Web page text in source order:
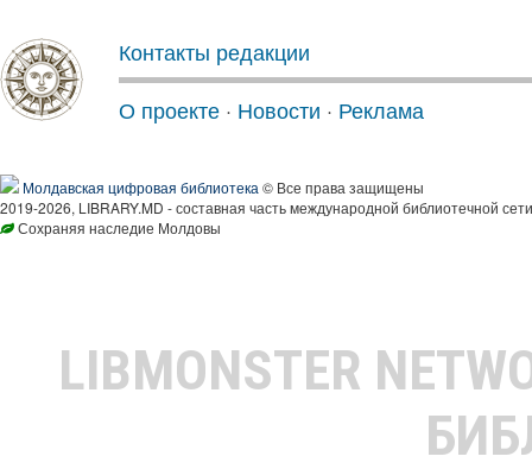
Контакты редакции
О проекте · Новости · Реклама
Молдавская цифровая библиотека © Все права защищены
2019-2026, LIBRARY.MD - составная часть международной библиотечной
Сохраняя наследие Молдовы
LIBMONSTER